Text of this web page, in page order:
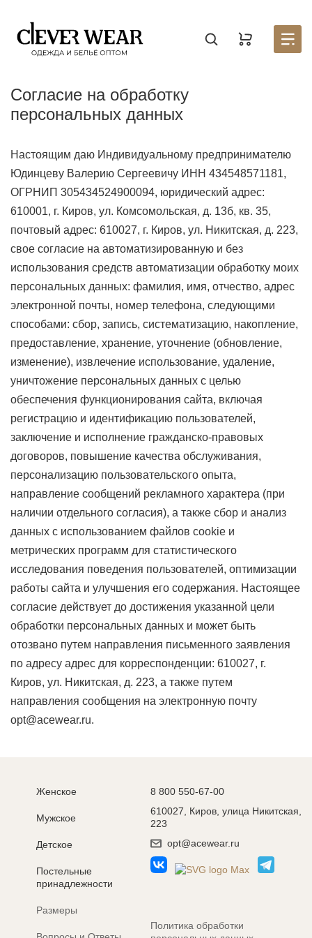
Согласие на обработку
персональных данных
Настоящим даю Индивидуальному предпринимателю
Юдинцеву Валерию Сергеевичу ИНН 434548571181,
ОГРНИП 305434524900094, юридический адрес:
610001, г. Киров, ул. Комсомольская, д. 13б, кв. 35,
почтовый адрес: 610027, г. Киров, ул. Никитская, д. 223,
свое согласие на автоматизированную и без
использования средств автоматизации обработку моих
персональных данных: фамилия, имя, отчество, адрес
электронной почты, номер телефона, следующими
способами: сбор, запись, систематизацию, накопление,
предоставление, хранение, уточнение (обновление,
изменение), извлечение использование, удаление,
уничтожение персональных данных с целью
обеспечения функционирования сайта, включая
регистрацию и идентификацию пользователей,
заключение и исполнение гражданско-правовых
договоров, повышение качества обслуживания,
персонализацию пользовательского опыта,
направление сообщений рекламного характера (при
наличии отдельного согласия), а также сбор и анализ
данных с использованием файлов cookie и
метрических программ для статистического
исследования поведения пользователей, оптимизации
работы сайта и улучшения его содержания. Настоящее
согласие действует до достижения указанной цели
обработки персональных данных и может быть
отозвано путем направления письменного заявления
по адресу адрес для корреспонденции: 610027, г.
Киров, ул. Никитская, д. 223, а также путем
направления сообщения на электронную почту
opt@acewear.ru.
Женское
Мужское
Детское
Постельные
принадлежности
Размеры
8 800 550-67-00
610027, Киров, улица Никитская,
223
opt@acewear.ru
Политика обработки
узнать первым о запуске личного кабинета,
оставьтезаявку на партнерство.
пользователям. Пожалуйста зарегистрируйтесь на
порталеСтать партнером
Введите свою электронную почту и пароль
ВОЙТИ В АККАУНТ
ЗАБЫЛИ ПАРОЛЬ?
Введите свою почту — мы отправим на неё код
Отправили его на почту
Письмо не пришло? Напишите нам на
opt@acewear.ru
СОЗДАТЬ